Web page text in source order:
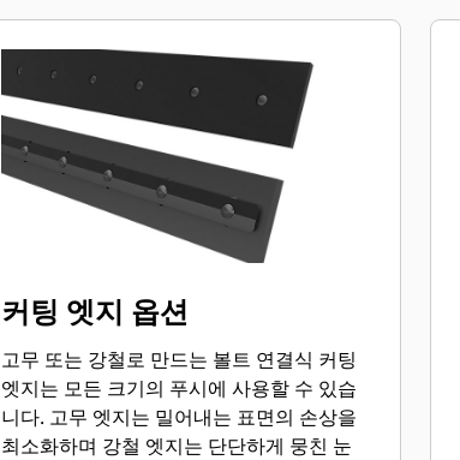
커팅 엣지 옵션
고무 또는 강철로 만드는 볼트 연결식 커팅
엣지는 모든 크기의 푸시에 사용할 수 있습
니다. 고무 엣지는 밀어내는 표면의 손상을
최소화하며 강철 엣지는 단단하게 뭉친 눈